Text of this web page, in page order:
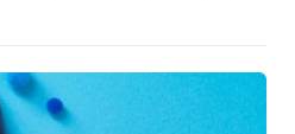
味 ミニサイズ
商品詳細はこちら